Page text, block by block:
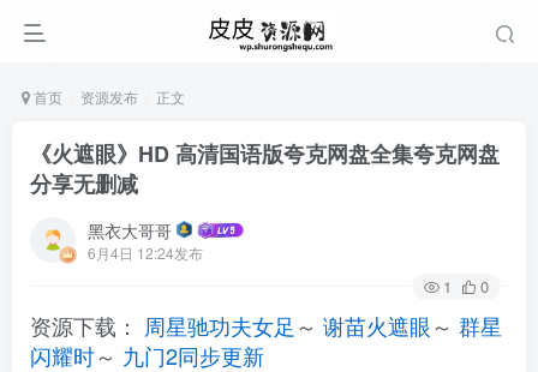
首页 资源发布 正文
《火遮眼》HD 高清国语版夸克网盘全集夸克网盘
分享无删减
黑衣大哥哥
6月4日 12:24发布
1 0
资源下载： 周星驰功夫女足 ～ 谢苗火遮眼～ 群星
闪耀时～ 九门2同步更新